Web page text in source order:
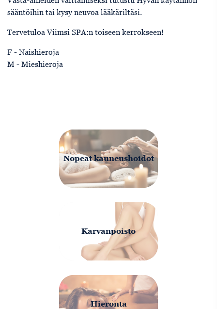
sääntöihin tai kysy neuvoa lääkäriltäsi.
Tervetuloa Viimsi SPA:n toiseen kerrokseen!
F - Naishieroja
M - Mieshieroja
Nopeat kauneushoidot
Karvanpoisto
Hieronta